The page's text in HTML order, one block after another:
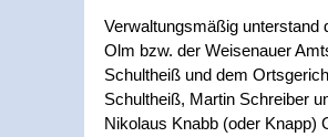
Verwaltungsmäßig
Olm bzw. der Weisenauer
Schultheiß und dem
Schultheiß, Martin Schreiber
Nikolaus Knabb (oder Knapp)